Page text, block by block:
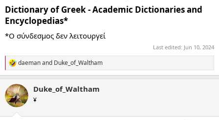
Dictionary of Greek - Academic Dictionaries and
Encyclopedias*​
*Ο σύνδεσμος δεν λειτουργεί
Last edited: Jun 10, 2024
R
e
c
t
i
daemanand Duke_of_Waltham
Duke_of_Waltham
¥